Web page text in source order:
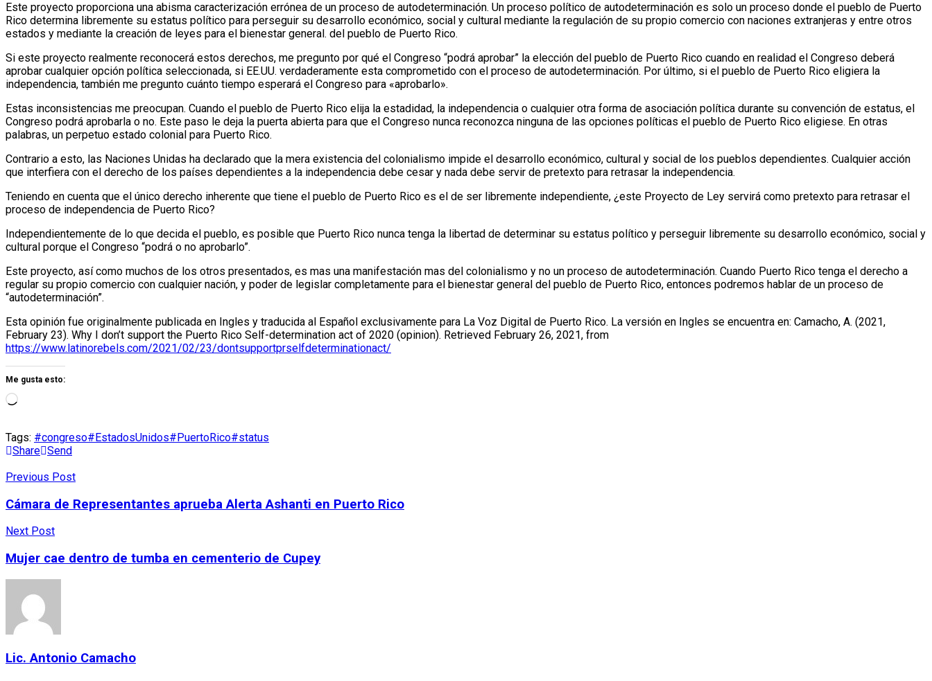
Este proyecto proporciona una abisma caracterización errónea de un proceso de autodeterminación. Un proceso político de autodeterminación es solo un proceso donde el pueblo de Puerto
Rico determina libremente su estatus político para perseguir su desarrollo económico, social y cultural mediante la regulación de su propio comercio con naciones extranjeras y entre otros
estados y mediante la creación de leyes para el bienestar general. del pueblo de Puerto Rico.
Si este proyecto realmente reconocerá estos derechos, me pregunto por qué el Congreso “podrá aprobar” la elección del pueblo de Puerto Rico cuando en realidad el Congreso deberá
aprobar cualquier opción política seleccionada, si EE.UU. verdaderamente esta comprometido con el proceso de autodeterminación. Por último, si el pueblo de Puerto Rico eligiera la
independencia, también me pregunto cuánto tiempo esperará el Congreso para «aprobarlo».
Estas inconsistencias me preocupan. Cuando el pueblo de Puerto Rico elija la estadidad, la independencia o cualquier otra forma de asociación política durante su convención de estatus, el
Congreso podrá aprobarla o no. Este paso le deja la puerta abierta para que el Congreso nunca reconozca ninguna de las opciones políticas el pueblo de Puerto Rico eligiese. En otras
palabras, un perpetuo estado colonial para Puerto Rico.
Contrario a esto, las Naciones Unidas ha declarado que la mera existencia del colonialismo impide el desarrollo económico, cultural y social de los pueblos dependientes. Cualquier acción
que interfiera con el derecho de los países dependientes a la independencia debe cesar y nada debe servir de pretexto para retrasar la independencia.
Teniendo en cuenta que el único derecho inherente que tiene el pueblo de Puerto Rico es el de ser libremente independiente, ¿este Proyecto de Ley servirá como pretexto para retrasar el
proceso de independencia de Puerto Rico?
Independientemente de lo que decida el pueblo, es posible que Puerto Rico nunca tenga la libertad de determinar su estatus político y perseguir libremente su desarrollo económico, social y
cultural porque el Congreso “podrá o no aprobarlo”.
Este proyecto, así como muchos de los otros presentados, es mas una manifestación mas del colonialismo y no un proceso de autodeterminación. Cuando Puerto Rico tenga el derecho a
regular su propio comercio con cualquier nación, y poder de legislar completamente para el bienestar general del pueblo de Puerto Rico, entonces podremos hablar de un proceso de
“autodeterminación”.
Esta opinión fue originalmente publicada en Ingles y traducida al Español exclusivamente para La Voz Digital de Puerto Rico. La versión en Ingles se encuentra en: Camacho, A. (2021,
February 23). Why I don’t support the Puerto Rico Self-determination act of 2020 (opinion). Retrieved February 26, 2021, from
https://www.latinorebels.com/2021/02/23/dontsupportprselfdeterminationact/
Me gusta esto:
Tags: #congreso#EstadosUnidos#PuertoRico#status
Share Send
Previous Post
Cámara de Representantes aprueba Alerta Ashanti en Puerto Rico
Next Post
Mujer cae dentro de tumba en cementerio de Cupey
Lic. Antonio Camacho